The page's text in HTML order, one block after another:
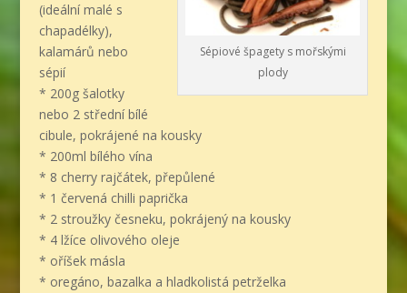
Sépiové špagety s mořskými
plody
(ideální malé s
chapadélky),
kalamárů nebo
sépií
* 200g šalotky
nebo 2 střední bílé
cibule, pokrájené na kousky
* 200ml bílého vína
* 8 cherry rajčátek, přepůlené
* 1 červená chilli paprička
* 2 stroužky česneku, pokrájený na kousky
* 4 lžíce olivového oleje
* oříšek másla
* oregáno, bazalka a hladkolistá petrželka